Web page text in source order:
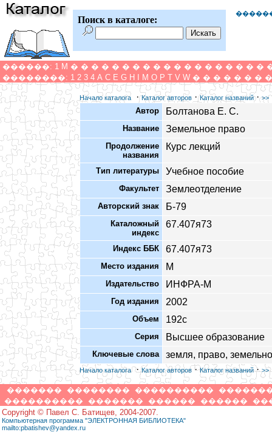
Поиск в каталоге:
������: 1 M � � � � � � � � � � � � � � � � � � �
��������: 1 2 3 4 A C E G H M O P T V W � � � � � � � �
Начало каталога ·Каталог авторов ·Каталог названий·>>
Автор Болтанова Е. С.
Название Земельное право
Продолжение
названия
Курс лекций
Тип литературы Учебное пособие
Факультет Землеотделение
Авторский знак Б-79
Каталожный
индекс
67.407я73
Индекс ББК 67.407я73
Место издания М
Издательство ИНФРА-М
Год издания 2002
Объем 192с
Серия Высшее образование
Ключевые слова земля, право,
Начало каталога·Каталог авторов·Каталог названий·>>
������� �������� ����������
���������� ������� ������ ������
Copyright © Павел С. Батищев, 2004-2007.
Компьютерная программа "ЭЛЕКТРОННАЯ БИБЛИОТЕКА"
mailto:pbatishev@yandex.ru